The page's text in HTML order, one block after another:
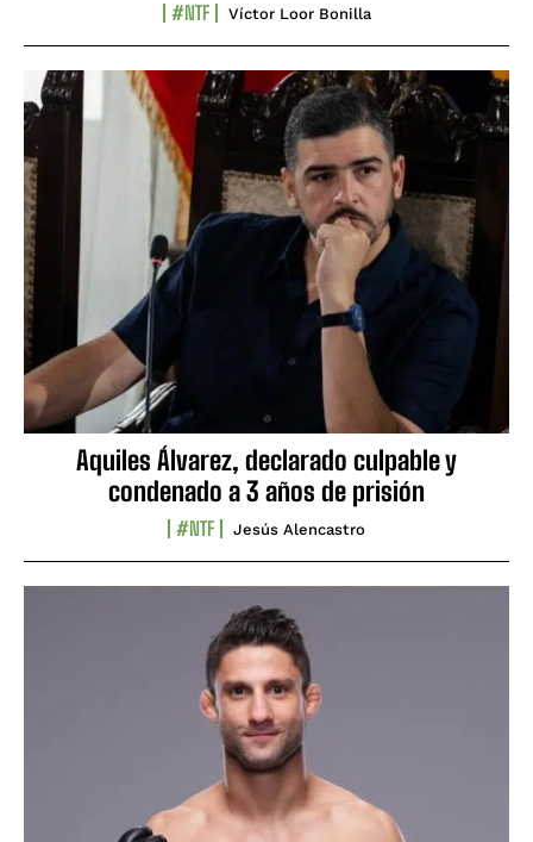
#NTF Víctor Loor Bonilla
Aquiles Álvarez, declarado culpable y
condenado a 3 años de prisión
#NTF Jesús Alencastro